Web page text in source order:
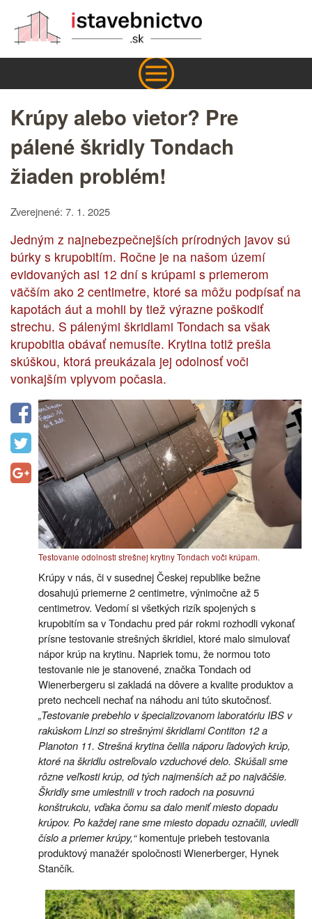
Krúpy alebo vietor? Pre
pálené škridly Tondach
žiaden problém!
Zverejnené: 7. 1. 2025
Jedným z najnebezpečnejších prírodných javov sú
búrky s krupobitím. Ročne je na našom území
evidovaných asi 12 dní s krúpami s priemerom
väčším ako 2 centimetre, ktoré sa môžu podpísať na
kapotách áut a mohli by tiež výrazne poškodiť
strechu. S pálenými škridlami Tondach sa však
krupobitia obávať nemusíte. Krytina totiž prešla
skúškou, ktorá preukázala jej odolnosť voči
vonkajším vplyvom počasia.
Testovanie odolnosti strešnej krytiny Tondach voči krúpam.
Krúpy v nás, či v susednej Českej republike bežne
dosahujú priemerne 2 centimetre, výnimočne až 5
centimetrov. Vedomí si všetkých rizík spojených s
krupobitím sa v Tondachu pred pár rokmi rozhodli vykonať
prísne testovanie strešných škridiel, ktoré malo simulovať
nápor krúp na krytinu. Napriek tomu, že normou toto
testovanie nie je stanovené, značka Tondach od
Wienerbergeru si zakladá na dôvere a kvalite produktov a
preto nechceli nechať na náhodu ani túto skutočnosť.
„Testovanie prebehlo v špecializovanom laboratóriu IBS v
rakúskom Linzi so strešnými škridlami Contiton 12 a
Planoton 11. Strešná krytina čelila náporu ľadových krúp,
ktoré na škridlu ostreľovalo vzduchové delo. Skúšali sme
rôzne veľkosti krúp, od tých najmenších až po najväčšie.
Škridly sme umiestnili v troch radoch na posuvnú
konštrukciu, vďaka čomu sa dalo meniť miesto dopadu
krúpov. Po každej rane sme miesto dopadu označili, uviedli
číslo a priemer krúpy,“komentuje priebeh testovania
produktový manažér spoločnosti Wienerberger, Hynek
Stančík.